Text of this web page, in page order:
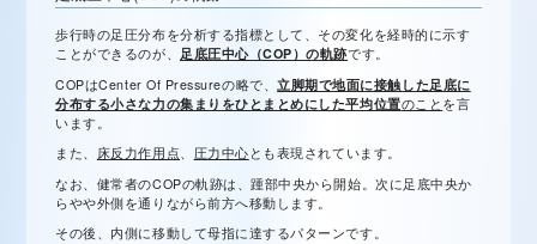
歩行時の足圧分布を分析する指標として、その変化を経時的に示す
ことができるのが、 足底圧中心（COP）の軌跡です。
COPはCenter Of Pressureの略で、立脚期で地面に接触した足底に
分布する小さな力の集まりをひとまとめにした平均位置のこと を言
います。
また、 床反力作用点、 圧力中心 とも表現されています。
なお、健常者のCOPの軌跡は、踵部中央から開始。次に足底中央か
らやや外側を通りながら前方へ移動します。
その後、内側に移動して母指に達するパターンです。